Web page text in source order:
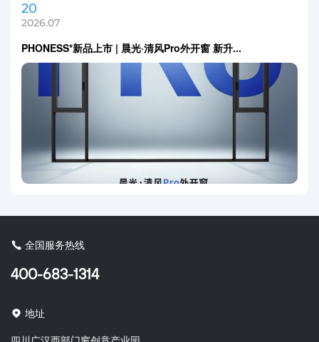
20
2026.07
PHONESS*新品上市 | 晨光·清风Pro外开窗 新升...
全国服务热线
400-683-1314
地址